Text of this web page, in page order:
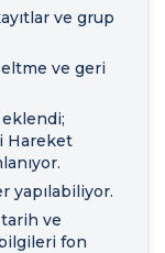
ve grup
ve geri
Hareket
yapılabiliyor.
ve
fon